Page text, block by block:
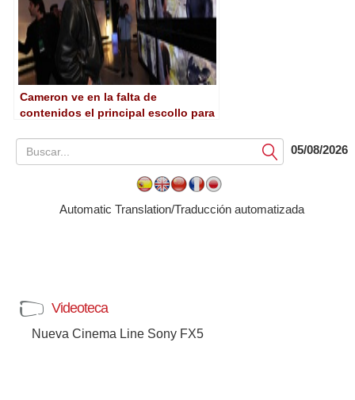
Cameron ve en la falta de
contenidos el principal escollo para
Submit05/08/2026
Automatic Translation/Traducción automatizada
Videoteca
Nueva Cinema Line Sony FX5